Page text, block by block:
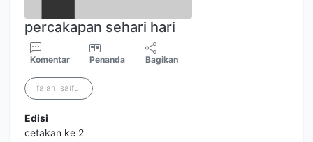
percakapan sehari hari
Komentar Penanda Bagikan
falah, saiful
Edisi
cetakan ke 2